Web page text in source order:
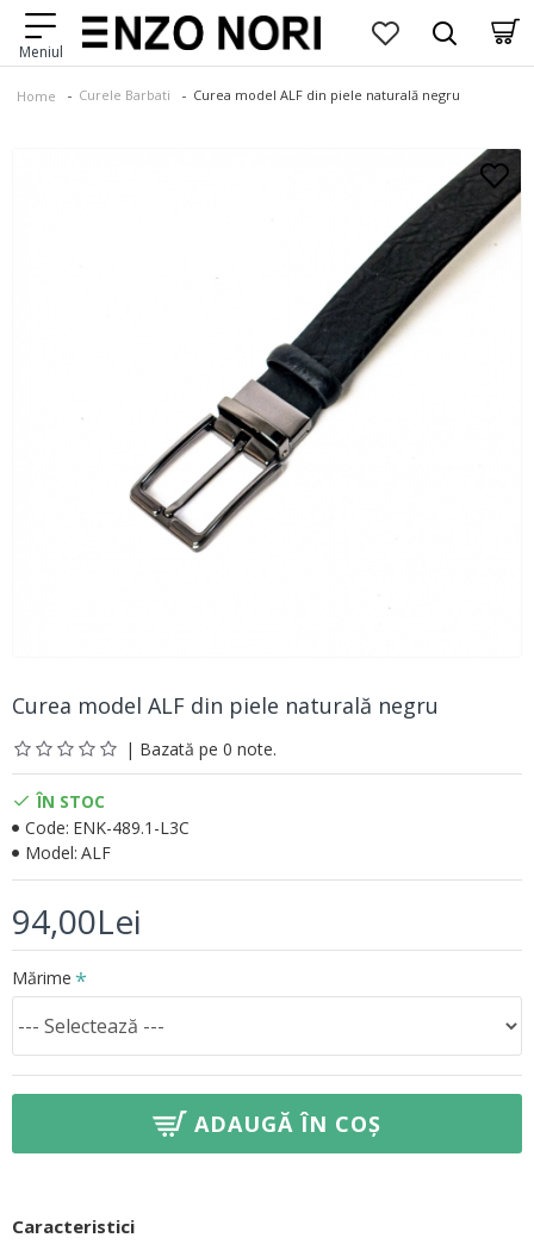
Home Curele Barbati Curea model ALF din piele naturală negru
Curea model ALF din piele naturală negru
| Bazată pe 0 note.
94,00Lei
ÎN STOC
Code: ENK-489.1-L3C
Model: ALF
Mărime
ADAUGĂ ÎN COȘ
Caracteristici